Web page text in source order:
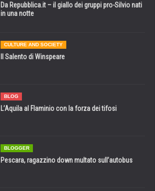
Da Repubblica.it – il giallo dei gruppi pro-Silvio nati
in una notte
CULTURE AND SOCIETY
Il Salento di Winspeare
BLOG
L’Aquila al Flaminio con la forza dei tifosi
BLOGGER
Pescara, ragazzino down multato sull’autobus